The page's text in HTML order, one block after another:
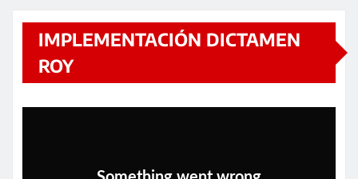
IMPLEMENTACIÓN DICTAMEN
ROY